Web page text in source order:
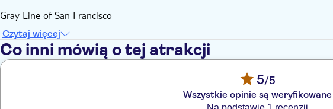
Gray Line of San Francisco
Czytaj więcej
Co inni mówią o tej atrakcji
5/5
Wszystkie opinie są weryfikowane